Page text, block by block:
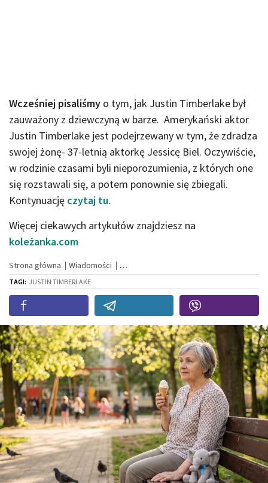
Wcześniej pisaliśmy o tym, jak Justin Timberlake był
zauważony z dziewczyną w barze. Amerykański aktor
Justin Timberlake jest podejrzewany w tym, że zdradza
swojej żonę- 37-letnią aktorkę Jessicę Biel. Oczywiście,
w rodzinie czasami byli nieporozumienia, z których one
się rozstawali się, a potem ponownie się zbiegali.
Kontynuację czytaj tu.
Więcej ciekawych artykułów znajdziesz na
koleżanka.com
Strona główna Wiadomości
TAGI: JUSTIN TIMBERLAKE